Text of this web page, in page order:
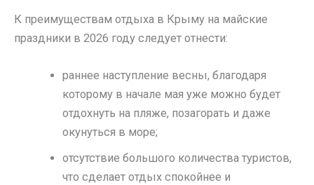
К преимуществам отдыха в Крыму на майские
праздники в 2026 году следует отнести:
раннее наступление весны, благодаря
которому в начале мая уже можно будет
отдохнуть на пляже, позагорать и даже
окунуться в море;
отсутствие большого количества туристов,
что сделает отдых спокойнее и